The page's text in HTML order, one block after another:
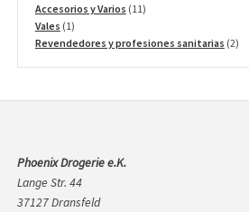
productos
Accesorios y Varios 1111
Vales 11
producto
Revendedores y profesiones sanitarias 22
Phoenix Drogerie e.K.
Lange Str. 44
37127 Dransfeld